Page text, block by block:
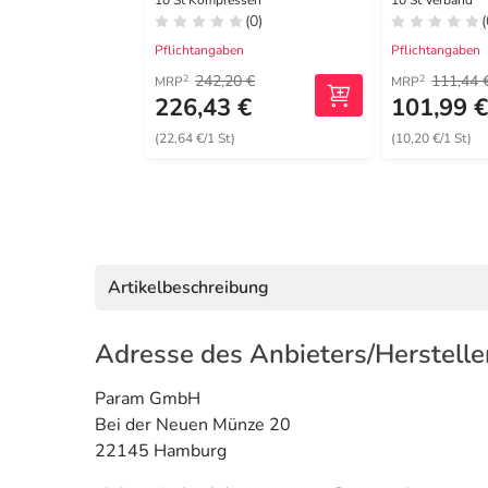
(0)
Pflichtangaben
MRP2 242,20 €
226,43 €
(22,64 €/1 St)
cm
Pflichtangaben
MRP2 111,44
101,99 €
(10,20 €/1 St)
Artikelbeschreibung
Adresse des Anbieters/
Param GmbH
Bei der Neuen Münze 20
22145 Hamburg